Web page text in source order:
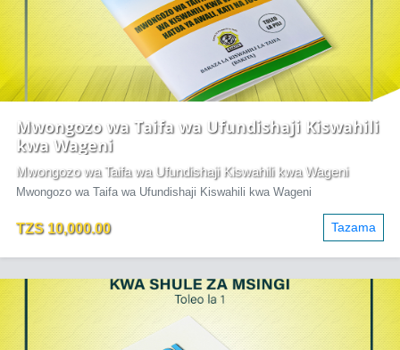
Mwongozo wa Taifa wa Ufundishaji Kiswahili
kwa Wageni
Mwongozo wa Taifa wa Ufundishaji Kiswahili kwa Wageni
Mwongozo wa Taifa wa Ufundishaji Kiswahili kwa Wageni
TZS 10,000.00 Tazama